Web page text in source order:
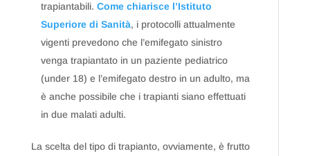
trapiantabili. Come chiarisce l’Istituto
Superiore di Sanità, i protocolli attualmente
vigenti prevedono che l’emifegato sinistro
venga trapiantato in un paziente pediatrico
(under 18) e l’emifegato destro in un adulto, ma
è anche possibile che i trapianti siano effettuati
in due malati adulti.
La scelta del tipo di trapianto, ovviamente, è frutto